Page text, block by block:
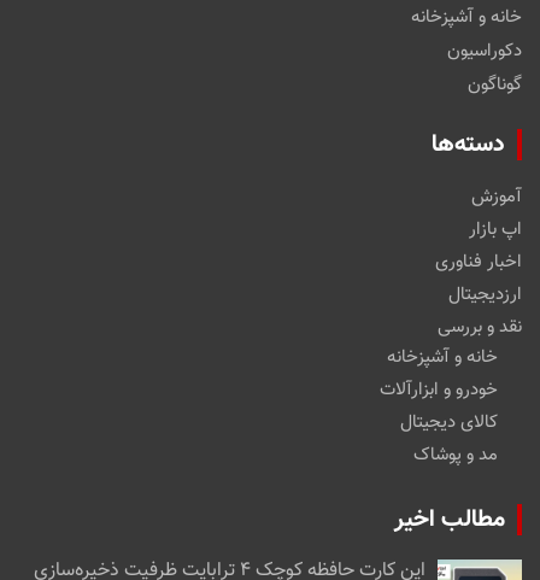
خانه و آشپزخانه
دکوراسیون
گوناگون
دسته‌ها
آموزش
اپ بازار
اخبار فناوری
ارزدیجیتال
نقد و بررسی
خانه و آشپزخانه
خودرو و ابزارآلات
کالای دیجیتال
مد و پوشاک
مطالب اخیر
این کارت حافظه کوچک ۴ ترابایت ظرفیت ذخیره‌سازی